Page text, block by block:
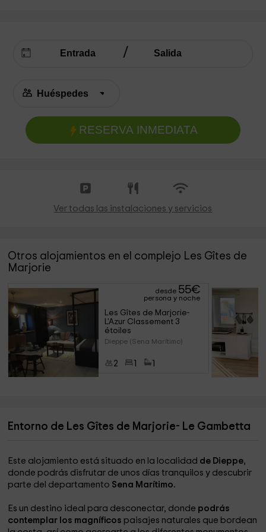
RESERVA INMEDIATA
Ver todas las instalaciones y servicios
Otros alojamientos en el complejo Les Gîtes de
Marjorie
desde 55€
persona y noche
Les Gîtes de Marjorie-
L'Azur Classement 3
étoiles
Dieppe (Sena Marítimo)
2
Entorno de Les Gîtes de Marjorie- Le Gambetta
Este alojamiento está situado en la localidad de Dieppe,
donde podrás disfrutar de unos días tranquilos y descubrir
parte del departamento Sena Marítimo.
Es un destino ideal para desconectar, donde podrás
contemplar los magníficos paisajes naturales que bordean